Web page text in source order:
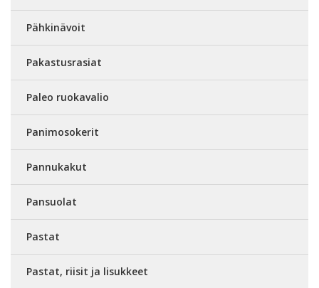
Pähkinävoit
Pakastusrasiat
Paleo ruokavalio
Panimosokerit
Pannukakut
Pansuolat
Pastat
Pastat, riisit ja lisukkeet